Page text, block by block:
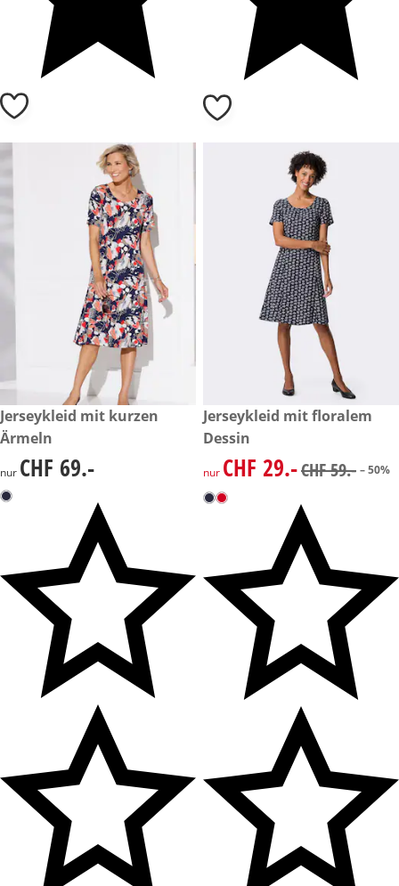
CHF 69.-
Jerseykleid mit kurzen
Ärmeln
CHF 69.-
nur CHF 69.-
reduzierter Preis CHF 29.-,
-50%
Jerseykleid mit floralem
Dessin
reduzierter Preis CHF 29.-,
nur CHF 29.-CHF 59.- – 50%